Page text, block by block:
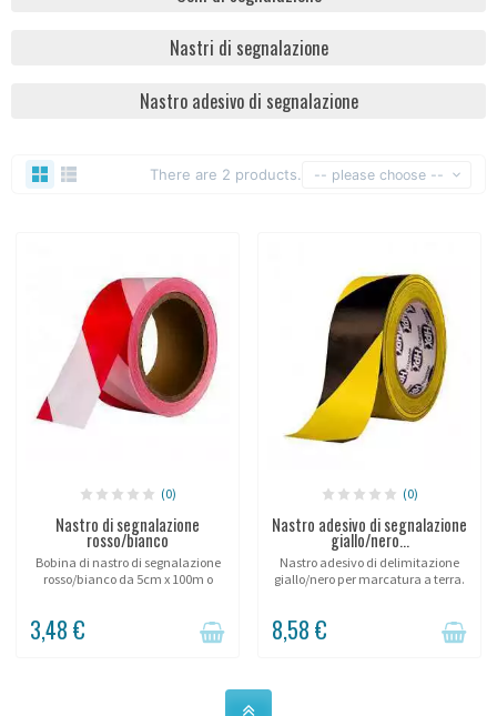
Nastri di segnalazione
Nastro adesivo di segnalazione
There are 2 products. -- please choose --
(0)
Nastro di segnalazione
rosso/bianco
Bobina di nastro di segnalazione
rosso/bianco da 5cm x 100m o
3,48 €
(0)
Nastro adesivo di segnalazione
giallo/nero...
Nastro adesivo di delimitazione
giallo/nero per marcatura a terra.
8,58 €